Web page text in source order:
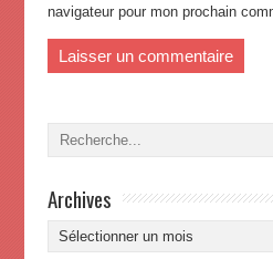
navigateur pour mon prochain
Archives
Archives